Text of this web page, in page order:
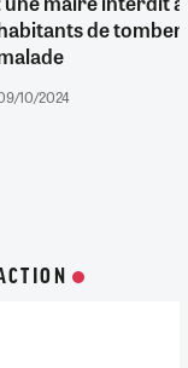
de tomber
10/2024